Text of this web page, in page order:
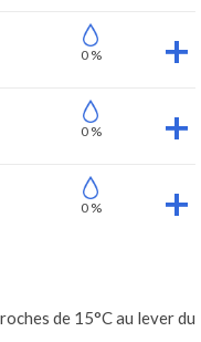
0 %
0 %
0 %
de 15°C au lever du